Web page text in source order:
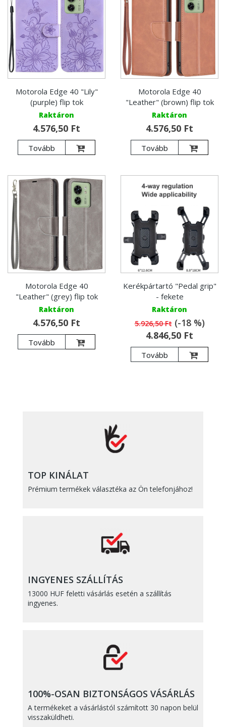
Motorola Edge 40 "Lily"
(purple) flip tok
Raktáron
4.576,50 Ft
Tovább
Motorola Edge 40
"Leather" (brown) flip tok
Raktáron
4.576,50 Ft
Tovább
Motorola Edge 40
"Leather" (grey) flip tok
Raktáron
4.576,50 Ft
Tovább
Kerékpártartó "Pedal grip"
- fekete
Raktáron
5.926,50 Ft(-18 %)
4.846,50 Ft
Tovább
TOP KINÁLAT
Prémium termékek választéka az Ön telefonjához!
INGYENES SZÁLLÍTÁS
13000 HUF feletti vásárlás esetén a szállítás
ingyenes.
100%-OSAN BIZTONSÁGOS VÁSÁRLÁS
A termékeket a vásárlástól számított 30 napon belül
visszaküldheti.